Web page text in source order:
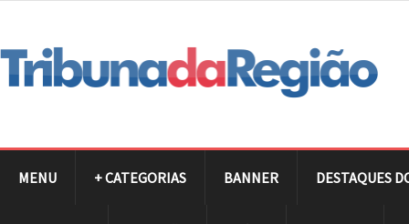
MENU + CATEGORIAS BANNER DESTAQUES